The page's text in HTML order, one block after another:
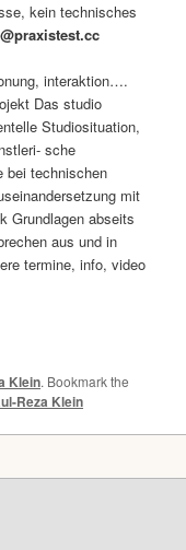
kein technisches
interaktion….
Das studio
Studiosituation,
sche
bei technischen
mit
Grundlagen abseits
aus und in
termine, info, video
Klein. Bookmark the
Reza Klein